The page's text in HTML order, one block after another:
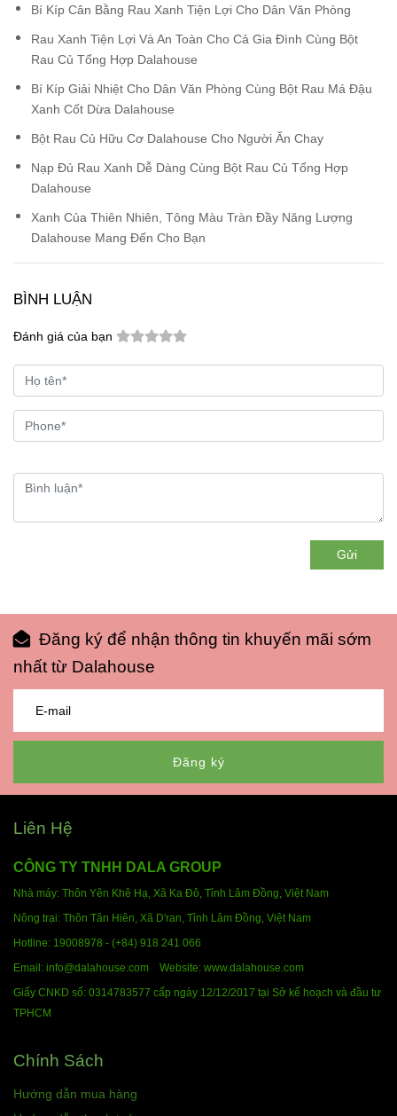
Bí Kíp Cân Bằng Rau Xanh Tiện Lợi Cho Dân Văn Phòng
Rau Xanh Tiện Lợi Và An Toàn Cho Cả Gia Đình Cùng Bột
Rau Củ Tổng Hợp Dalahouse
Bí Kíp Giải Nhiệt Cho Dân Văn Phòng Cùng Bột Rau Má Đậu
Xanh Cốt Dừa Dalahouse
Bột Rau Củ Hữu Cơ Dalahouse Cho Người Ăn Chay
Nạp Đủ Rau Xanh Dễ Dàng Cùng Bột Rau Củ Tổng Hợp
Dalahouse
Xanh Của Thiên Nhiên, Tông Màu Tràn Đầy Năng Lượng
Dalahouse Mang Đến Cho Bạn
BÌNH LUẬN
Đánh giá của bạn
Gửi
Đăng ký để nhận thông tin khuyến mãi sớm
nhất từ Dalahouse
Đăng ký
Liên Hệ
CÔNG TY TNHH DALA GROUP
Nhà máy: Thôn Yên Khê Hạ, Xã Ka Đô, Tỉnh Lâm Đồng, Việt Nam
Nông trại: Thôn Tân Hiên, Xã D'ran, Tỉnh Lâm Đồng, Việt Nam
Hotline: 19008978 - (+84) 918 241 066
Email: info@dalahouse.com Website: www.dalahouse.com
Giấy CNKD số: 0314783577 cấp ngày 12/12/2017 tại Sở kế hoạch và đầu tư
TPHCM
Chính Sách
Hướng dẫn mua hàng